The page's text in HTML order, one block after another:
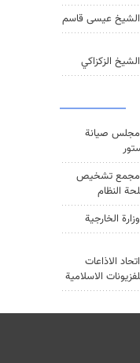
الشيخ عيسى قاسم
الشيخ الزكزاكي
مجلس صيانة
مجمع تشخيص
النظام
وزارة الخارجية
اتحاد الاذاعات
الاسلامية